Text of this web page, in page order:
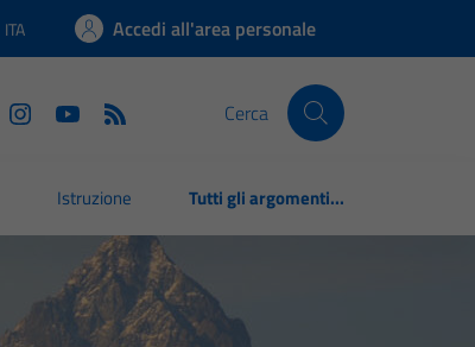
Lingua attiva:
ITA Accedi all'area personale
Cerca
Istruzione Tutti gli argomenti...